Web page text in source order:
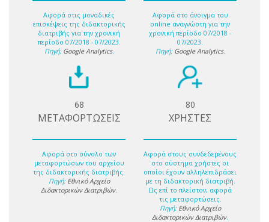
Αφορά στις μοναδικές
επισκέψεις της διδακτορικής
διατριβής για την χρονική
περίοδο 07/2018 - 07/2023.
Πηγή: Google Analytics.
Αφορά στο άνοιγμα του
online αναγνώστη για την
χρονική περίοδο 07/2018 -
07/2023.
Πηγή: Google Analytics.
68
ΜΕΤΑΦΟΡΤΩΣΕΙΣ
Αφορά στο σύνολο των
μεταφορτώσων του αρχείου
της διδακτορικής διατριβής.
Πηγή: Εθνικό Αρχείο
Διδακτορικών Διατριβών.
80
ΧΡΗΣΤΕΣ
Αφορά στους συνδεδεμένους
στο σύστημα χρήστες οι
οποίοι έχουν αλληλεπιδράσει
με τη διδακτορική διατριβή.
Ως επί το πλείστον, αφορά
τις μεταφορτώσεις.
Πηγή: Εθνικό Αρχείο
Διδακτορικών Διατριβών.